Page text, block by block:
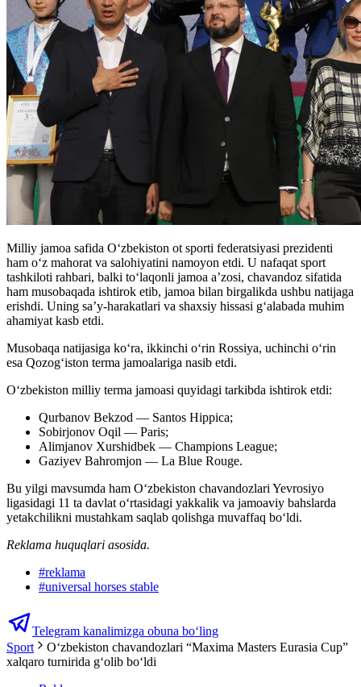
Milliy jamoa safida O‘zbekiston ot sporti federatsiyasi prezidenti
ham o‘z mahorat va salohiyatini namoyon etdi. U nafaqat sport
tashkiloti rahbari, balki to‘laqonli jamoa a’zosi, chavandoz sifatida
ham musobaqada ishtirok etib, jamoa bilan birgalikda ushbu natijaga
erishdi. Uning sa’y-harakatlari va shaxsiy hissasi g‘alabada muhim
ahamiyat kasb etdi.
Musobaqa natijasiga ko‘ra, ikkinchi o‘rin Rossiya, uchinchi o‘rin
esa Qozog‘iston terma jamoalariga nasib etdi.
O‘zbekiston milliy terma jamoasi quyidagi tarkibda ishtirok etdi:
Qurbanov Bekzod — Santos Hippica;
Sobirjonov Oqil — Paris;
Alimjanov Xurshidbek — Champions League;
Gaziyev Bahromjon — La Blue Rouge.
Bu yilgi mavsumda ham O‘zbekiston chavandozlari Yevrosiyo
ligasidagi 11 ta davlat o‘rtasidagi yakkalik va jamoaviy bahslarda
yetakchilikni mustahkam saqlab qolishga muvaffaq bo‘ldi.
Reklama huquqlari asosida.
#reklama
#universal horses stable
Telegram kanalimizga obuna bo‘ling
Sport
O‘zbekiston chavandozlari “Maxima Masters Eurasia Cup”
xalqaro turnirida g‘olib bo‘ldi